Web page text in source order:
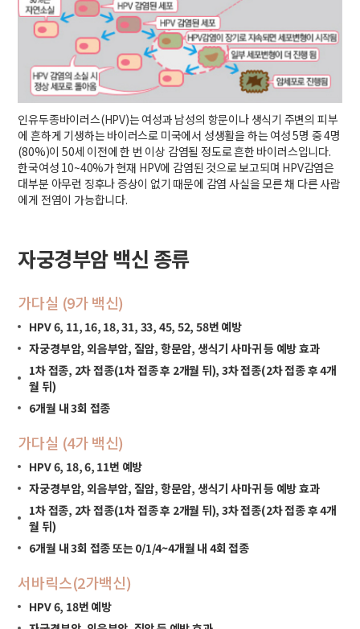
인유두종바이러스(HPV)는 여성과 남성의 항문이나 생식기 주변의 피부
에 흔하게 기생하는 바이러스로 미국에서 성생활을 하는 여성 5명 중 4명
(80%)이 50세 이전에 한 번 이상 감염될 정도로 흔한 바이러스입니다.
한국여성 10~40%가 현재 HPV에 감염된 것으로 보고되며 HPV감염은
대부분 아무런 징후나 증상이 없기 때문에 감염 사실을 모른 채 다른 사람
에게 전염이 가능합니다.
자궁경부암 백신 종류
가다실 (9가 백신)
HPV 6, 11, 16, 18, 31, 33, 45, 52, 58번 예방
자궁경부암, 외음부암, 질암, 항문암, 생식기 사마귀 등 예방 효과
1차 접종, 2차 접종(1차 접종 후 2개월 뒤), 3차 접종(2차 접종 후 4개
월 뒤)
6개월 내 3회 접종
가다실 (4가 백신)
HPV 6, 18, 6, 11번 예방
자궁경부암, 외음부암, 질암, 항문암, 생식기 사마귀 등 예방 효과
1차 접종, 2차 접종(1차 접종 후 2개월 뒤), 3차 접종(2차 접종 후 4개
월 뒤)
6개월 내 3회 접종 또는 0/1/4~4개월 내 4회 접종
서바릭스(2가백신)
HPV 6, 18번 예방